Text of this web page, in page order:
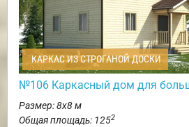
КАРКАС ИЗ СТРОГАНОЙ ДОСКИ
№106 Каркасный дом для
Размер: 8х8 м
Общая площадь: 1252